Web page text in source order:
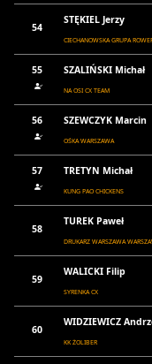
54
STĘKIEL Jerzy
CIECHANOWSKA GRUPA
55 SZALIŃSKI Michał
NA OSI CX TEAM
56 SZEWCZYK Marcin
OŚKA WARSZAWA
57 TRETYN Michał
KUNG PAO CHICKENS
58
TUREK Paweł
DRUKARZ WARSZAWA
59
WALICKI Filip
SYRENKA CX
60
WIDZIEWICZ
KK ŻOLIBER